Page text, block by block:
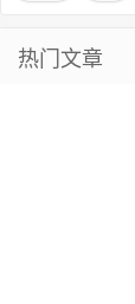
热门文章